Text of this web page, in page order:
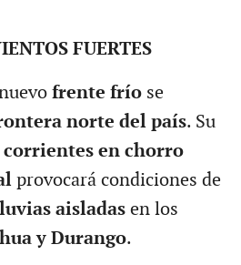
FUERTES
frente fríose
norte del país. Su
corrientes en chorro
provocará condiciones de
aisladasen los
y Durango.